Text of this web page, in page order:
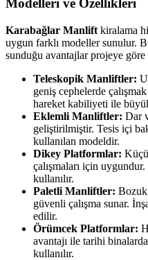
Modelleri ve Özellikleri
Karabağlar Manlift kiralama
uygun farklı modeller sunulur.
sunduğu avantajlar projeye göre
Teleskopik Manliftler:
geniş cephelerde
hareket kabiliyeti ile
Eklemli Manliftler: Dar
geliştirilmiştir. Tesis içi
kullanılan modeldir.
Dikey Platformlar:
çalışmaları için
kullanılır.
Paletli Manliftler:
güvenli çalışma sunar.
edilir.
Örümcek Platformlar:
avantajı ile tarihi
kullanılır.